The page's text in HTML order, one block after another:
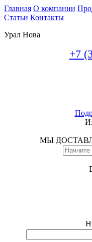
Главная О компании
Статьи Контакты
Урал Нова
+7
МЫ